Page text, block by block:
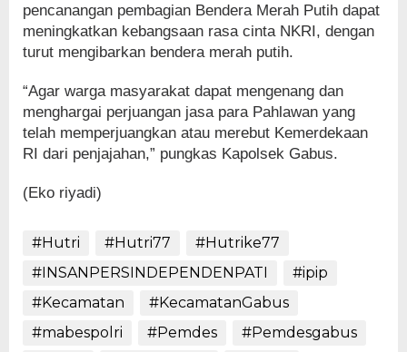
pencanangan pembagian Bendera Merah Putih dapat
meningkatkan kebangsaan rasa cinta NKRI, dengan
turut mengibarkan bendera merah putih.
“Agar warga masyarakat dapat mengenang dan
menghargai perjuangan jasa para Pahlawan yang
telah memperjuangkan atau merebut Kemerdekaan
RI dari penjajahan,” pungkas Kapolsek Gabus.
(Eko riyadi)
#Hutri #Hutri77
#Hutrike77
#INSANPERSINDEPENDENPATI
#ipip
#Kecamatan
#KecamatanGabus
#mabespolri
#Pemdes
#Pemdesgabus